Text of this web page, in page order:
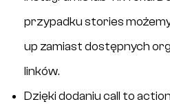
przypadku stories
up zamiast dostępnych
linków.
Dzięki dodaniu call to